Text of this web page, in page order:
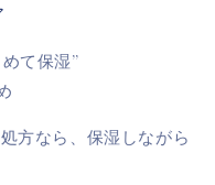
て保湿”
方なら、保湿しながら